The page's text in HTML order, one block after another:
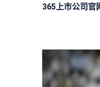
365上市公司官